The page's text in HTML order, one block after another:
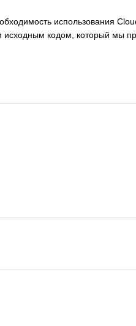
использования
кодом, который мы